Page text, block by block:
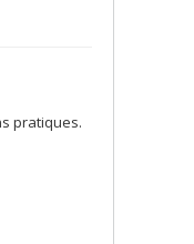
pratiques.